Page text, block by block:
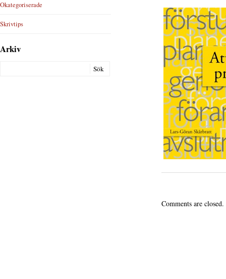
Comments are closed.
Okategoriserade
Skrivtips
Arkiv